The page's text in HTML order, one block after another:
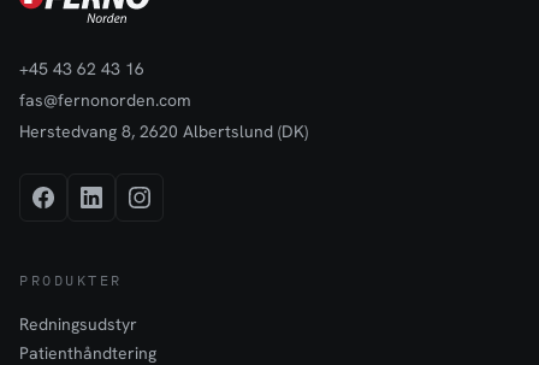
+45 43 62 43 16
fas@fernonorden.com
Herstedvang 8, 2620 Albertslund (DK)
PRODUKTER
Redningsudstyr
Patienthåndtering